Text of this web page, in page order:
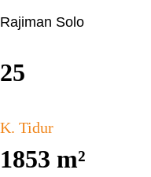
Rajiman Solo
25
K. Tidur
1853 m²